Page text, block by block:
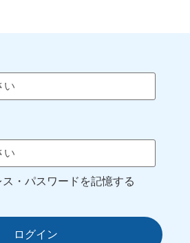
ス・パスワードを記憶する
ログイン